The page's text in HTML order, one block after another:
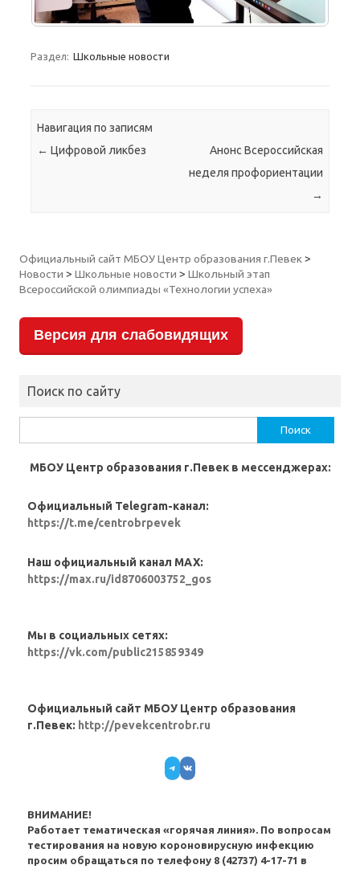
Раздел: Школьные новости
Навигация по записям
← Цифровой ликбез
Анонс Всероссийская
неделя профориентации
→
Официальный сайт МБОУ Центр образования г.Певек>
Новости > Школьные новости > Школьный этап
Всероссийской олимпиады «Технологии успеха»
Версия для слабовидящих
Поиск по сайту
МБОУ Центр образования г.Певек в мессенджерах:
Официальный Telegram-канал:
https://t.me/centrobrpevek
Наш официальный канал MAX:
https://max.ru/id8706003752_gos
Мы в социальных сетях:
https://vk.com/public215859349
Официальный сайт МБОУ Центр образования
г.Певек: http://pevekcentrobr.ru
Telegram
VK
ВНИМАНИЕ!
Работает тематическая «горячая линия». По вопросам
тестирования на новую короновирусную инфекцию
просим обращаться по телефону 8 (42737) 4-17-71 в